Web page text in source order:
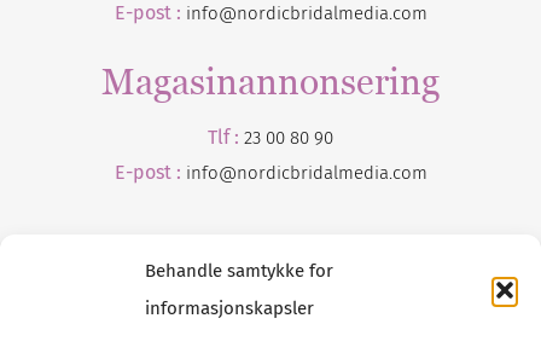
Behandle samtykke for
informasjonskapsler
E-post : info@nordicbridalmedia.com
Magasinannonsering
Tlf : 23 00 80 90
E-post : info@nordicbridalmedia.com